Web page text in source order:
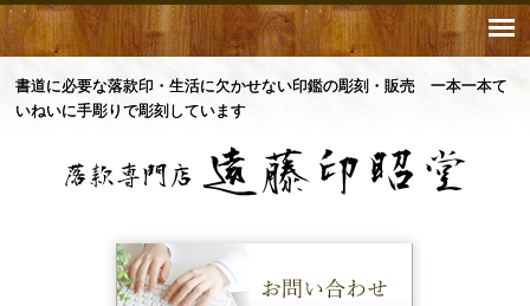
書道に必要な落款印・生活に欠かせない印鑑の彫刻・販売 一本一本て
いねいに手彫りで彫刻しています